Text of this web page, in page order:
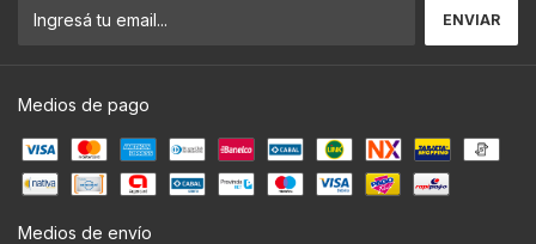
Medios de pago
Medios de envío